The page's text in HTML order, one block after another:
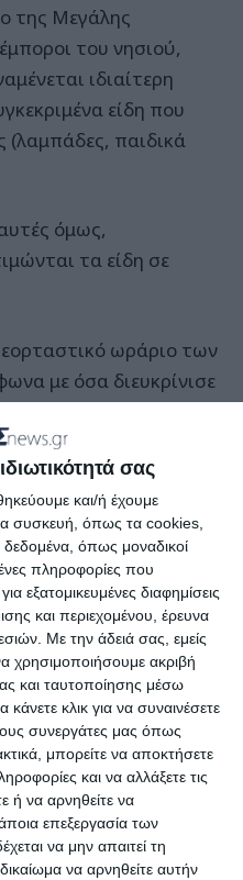
σας
και/ή έχουμε
συσκευή, όπως τα cookies,
όπως μοναδικοί
πληροφορίες που
εξατομικευμένες διαφημίσεις
και περιεχομένου, έρευνα
Με την άδειά σας, εμείς
χρησιμοποιήσουμε ακριβή
και ταυτοποίησης μέσω
κλικ για να συναινέσετε
συνεργάτες μας όπως
μπορείτε να αποκτήσετε
και να αλλάξετε τις
ή να αρνηθείτε να
επεξεργασία των
να μην απαιτεί τη
να αρνηθείτε αυτήν
της Μεγάλης
του νησιού,
ιδιαίτερη
είδη που
(λαμπάδες, παιδικά
όμως,
τα είδη σε
ωράριο των
με όσα διευκρίνισε
ισχύει ένα «ειδικό»
των καταστημάτων
Εσταυρωμένου.
Κυριακή των Βαΐων,
που λειτούργησαν
πάρει ο Εμπορικός
λειτουργία των
της διοίκησης του
Αντιπεριφερειάρχη Λ.
γιορτές του Πάσχα.
αργία και